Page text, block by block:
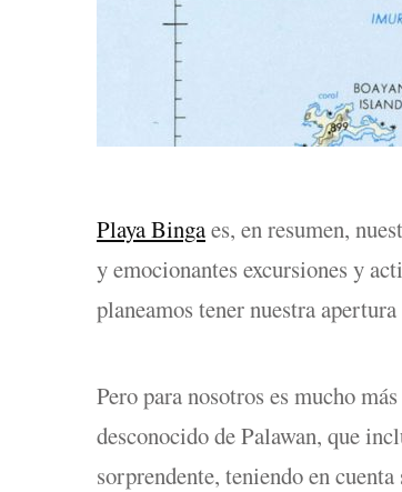
Playa Bingaes, en resumen,
y emocionantes excursiones y
planeamos tener nuestra
Pero para nosotros es mucho
desconocido de Palawan, que
sorprendente, teniendo en